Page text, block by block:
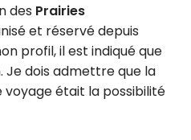
des Prairies
et réservé depuis
profil, il est indiqué que
Je dois admettre que la
voyage était la possibilité